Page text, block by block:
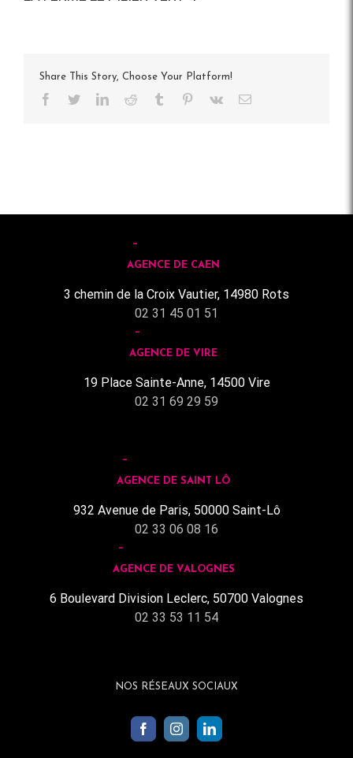
Share This Story, Choose Your Platform!
Facebook
TwitterLinkedInReddit Tumblr Pinterest
Vk Email
AGENCE DE CAEN
3 chemin de la Croix Vautier, 14980 Rots
02 31 45 01 51
AGENCE DE VIRE
19 Place Sainte-Anne, 14500 Vire
02 31 69 29 59
AGENCE DE SAINT LÔ
932 Avenue de Paris, 50000 Saint-Lô
02 33 06 08 16
AGENCE DE VALOGNES
6 Boulevard Division Leclerc, 50700 Valognes
02 33 53 11 54
NOS RÉSEAUX SOCIAUX